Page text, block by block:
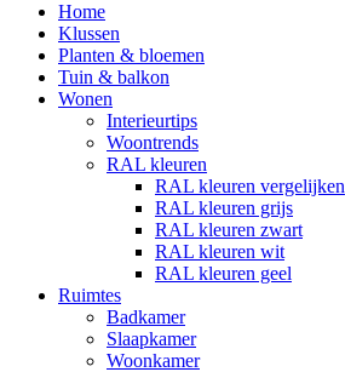
Home
Klussen
Planten & bloemen
Tuin & balkon
Wonen
Interieurtips
Woontrends
RAL kleuren
RAL kleuren vergelijken
RAL kleuren grijs
RAL kleuren zwart
RAL kleuren wit
RAL kleuren geel
Ruimtes
Badkamer
Slaapkamer
Woonkamer